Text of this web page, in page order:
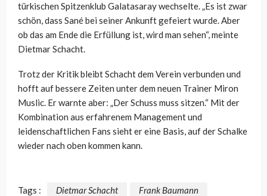
türkischen Spitzenklub Galatasaray wechselte. „Es ist zwar
schön, dass Sané bei seiner Ankunft gefeiert wurde. Aber
ob das am Ende die Erfüllung ist, wird man sehen“, meinte
Dietmar Schacht.
Trotz der Kritik bleibt Schacht dem Verein verbunden und
hofft auf bessere Zeiten unter dem neuen Trainer Miron
Muslic. Er warnte aber: „Der Schuss muss sitzen.“ Mit der
Kombination aus erfahrenem Management und
leidenschaftlichen Fans sieht er eine Basis, auf der Schalke
wieder nach oben kommen kann.
Tags : Dietmar Schacht Frank Baumann